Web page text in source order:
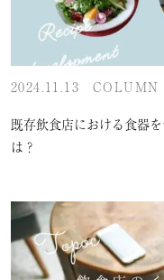
2024.11.13 COLUMN
既存飲食店における食器
は？